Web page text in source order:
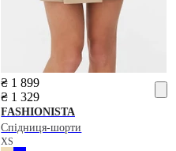
₴ 1 899
₴ 1 329
FASHIONISTA
Спідниця-шорти
XS